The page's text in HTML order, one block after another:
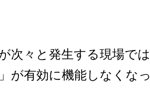
次々と発生する現場で
が有効に機能しなくな